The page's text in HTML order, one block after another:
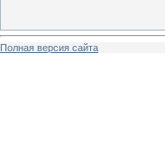
Полная версия сайта